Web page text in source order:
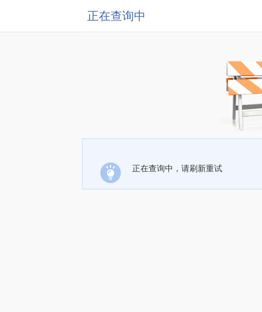
正在查询中
正在查询中，请刷新重试